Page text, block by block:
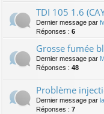
TDI 105 1.6
Dernier message par
Réponses : 6
Grosse fumée
Dernier message par
Réponses : 48
Problème
Dernier message par
Réponses : 7